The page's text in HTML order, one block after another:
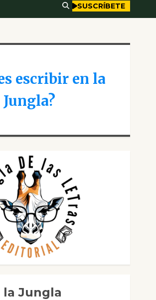
SUSCRÍBETE
escribir en la
Jungla?
Jungla